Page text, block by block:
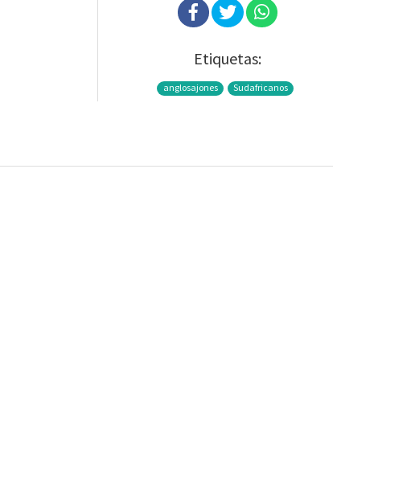
Etiquetas:
anglosajones Sudafricanos